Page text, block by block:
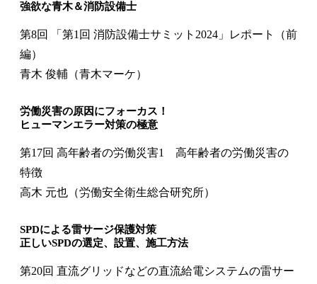
強欲な青木＆消防設備士
第8回 「第1回 消防設備士サミット2024」レポート（前
編）
青木 俊輔（青木マーケ）
労働災害の原因にフォーカス！
ヒューマンエラー対策の極意
第17回 高年齢者の労働災害1 高年齢者の労働災害の
特徴
高木 元也（労働安全衛生総合研究所）
SPDによる雷サージ保護対策
正しいSPDの選定、設置、施工方法
第20回 直流グリッドなどの直流給電システムの雷サー